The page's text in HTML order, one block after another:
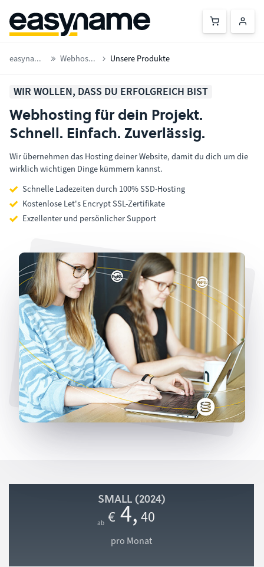
easyname.at Webhosting Unsere Produkte
WIR WOLLEN, DASS DU ERFOLGREICH BIST
Webhosting für dein Projekt.
Schnell. Einfach. Zuverlässig.
Wir übernehmen das Hosting deiner Website, damit du dich um die
wirklich wichtigen Dinge kümmern kannst.
Schnelle Ladezeiten durch 100% SSD-Hosting
Kostenlose Let's Encrypt SSL-Zertifikate
Exzellenter und persönlicher Support
SMALL (2024)
€ 4,40
pro Monat